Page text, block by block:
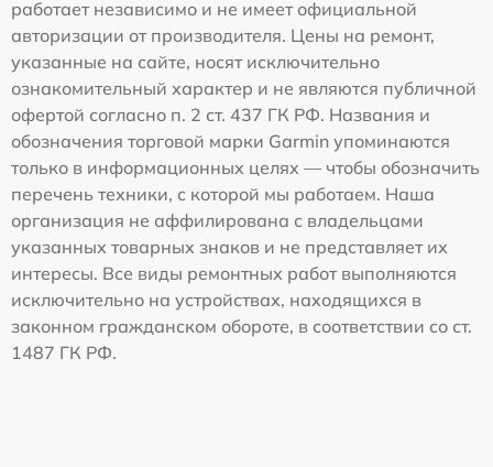
работает независимо и не имеет официальной
авторизации от производителя. Цены на ремонт,
указанные на сайте, носят исключительно
ознакомительный характер и не являются публичной
офертой согласно п. 2 ст. 437 ГК РФ. Названия и
обозначения торговой марки Garmin упоминаются
только в информационных целях — чтобы обозначить
перечень техники, с которой мы работаем. Наша
организация не аффилирована с владельцами
указанных товарных знаков и не представляет их
интересы. Все виды ремонтных работ выполняются
исключительно на устройствах, находящихся в
законном гражданском обороте, в соответствии со ст.
1487 ГК РФ.